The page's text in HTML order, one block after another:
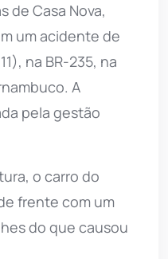
de Casa Nova,
um acidente de
na BR-235, na
A
pela gestão
o carro do
frente com um
do que causou